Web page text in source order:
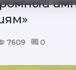
7609 0